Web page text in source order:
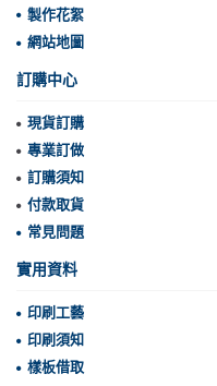
製作花絮
網站地圖
訂購中心
現貨訂購
專業訂做
訂購須知
付款取貨
常見問題
實用資料
印刷工藝
印刷須知
樣板借取